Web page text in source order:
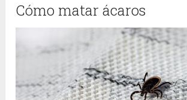
Cómo matar ácaros